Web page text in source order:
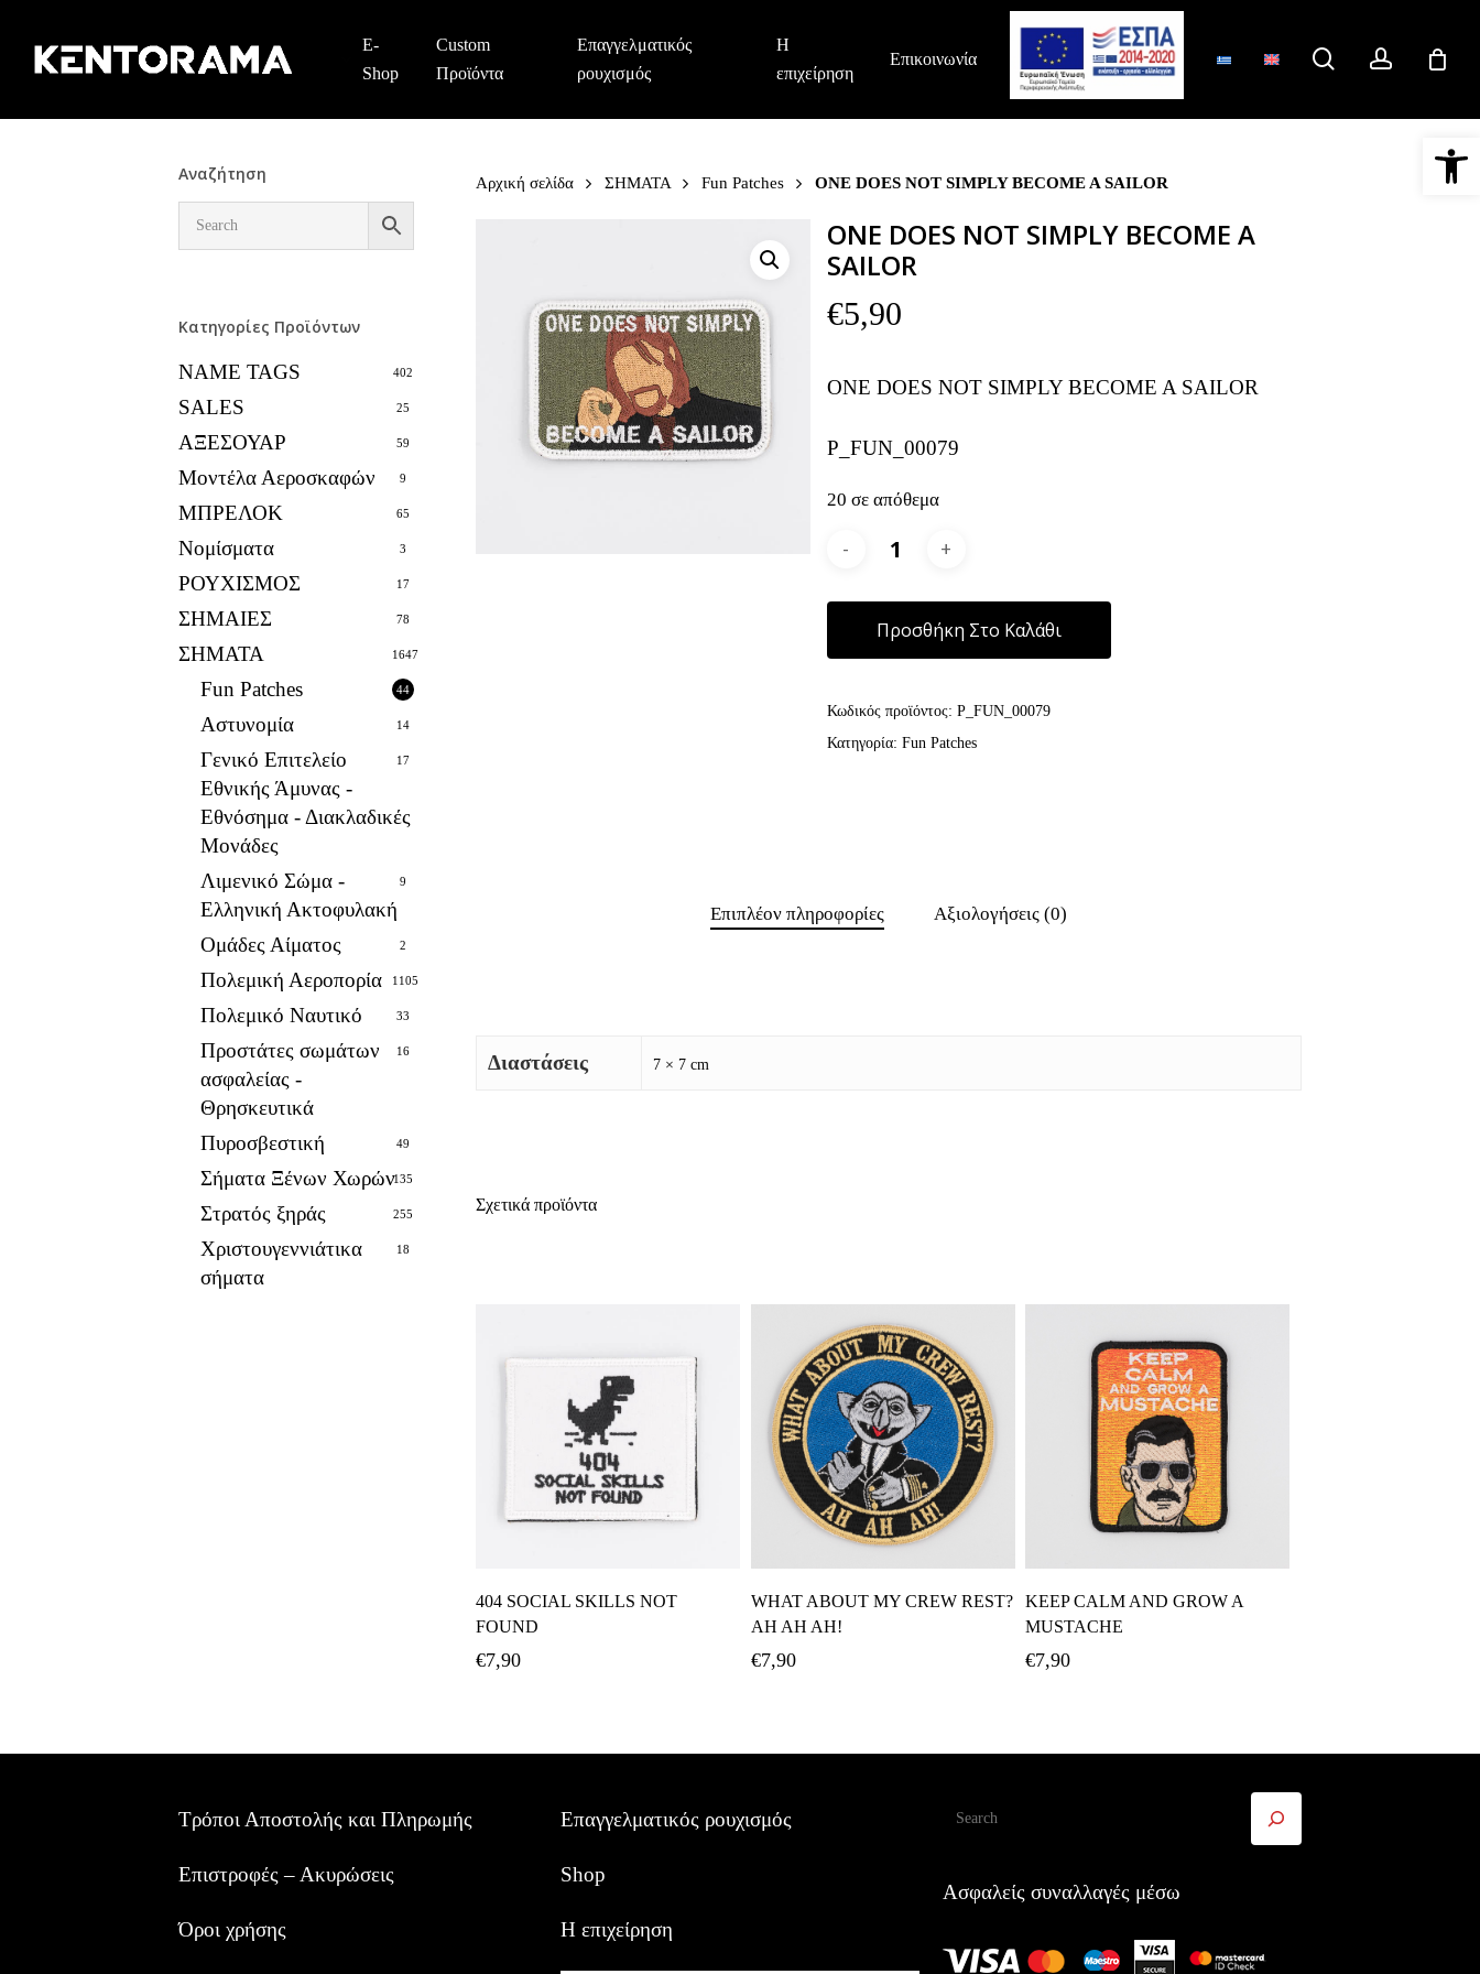
main
E-
Shop
Custom
Προϊόντα
Επαγγελματικός
ρουχισμός
Η
επιχείρηση
Επικοινωνία searchaccount
Αναζήτηση
Κατηγορίες Προϊόντων
NAME TAGS 402
SALES 25
ΑΞΕΣΟΥΑΡ 59
Μοντέλα Αεροσκαφών 9
ΜΠΡΕΛΟΚ 65
Νομίσματα 3
ΡΟΥΧΙΣΜΟΣ 17
ΣΗΜΑΙΕΣ 78
ΣΗΜΑΤΑ 1647
Fun Patches 44
Αστυνομία 14
Γενικό Επιτελείο
Εθνικής Άμυνας -
Εθνόσημα - Διακλαδικές
Μονάδες
17
Λιμενικό Σώμα -
Ελληνική Ακτοφυλακή
9
Ομάδες Αίματος 2
Πολεμική Αεροπορία 1105
Πολεμικό Ναυτικό 33
Προστάτες σωμάτων
ασφαλείας -
Θρησκευτικά
16
Πυροσβεστική 49
Σήματα Ξένων Χωρών135
Στρατός ξηράς 255
Χριστουγεννιάτικα
σήματα
18
Αρχική σελίδα ΣΗΜΑΤΑ Fun Patches ONE DOES NOT SIMPLY BECOME A SAILOR
ONE DOES NOT SIMPLY BECOME A
SAILOR
€5,90
ONE DOES NOT SIMPLY BECOME A SAILOR
P_FUN_00079
20 σε απόθεμα
Προσθήκη Στο Καλάθι
Κωδικός προϊόντος: P_FUN_00079
Κατηγορία: Fun Patches
Επιπλέον πληροφορίες Αξιολογήσεις (0)
Διαστάσεις 7 × 7 cm
Σχετικά προϊόντα
404 SOCIAL SKILLS NOT
FOUND
€7,90
WHAT ABOUT MY CREW REST?
AH AH AH!
€7,90
KEEP CALM AND GROW A
MUSTACHE
€7,90
Τρόποι Αποστολής και Πληρωμής
Επιστροφές – Ακυρώσεις
Όροι χρήσης
Επαγγελματικός ρουχισμός
Shop
Η επιχείρηση
Ασφαλείς συναλλαγές μέσω